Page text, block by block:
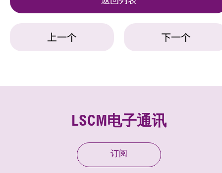
上一个 下一个
LSCM电子通讯
订阅